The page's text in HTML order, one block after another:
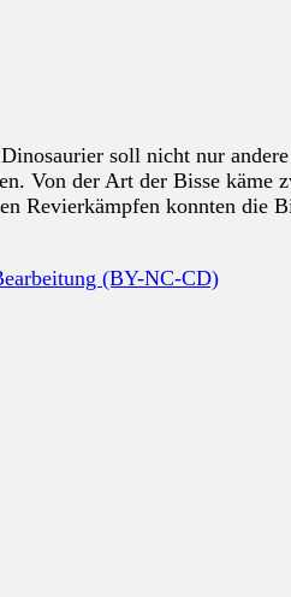
soll nicht nur
Von der Art der Bisse käme
Revierkämpfen konnten die
(BY-NC-CD)